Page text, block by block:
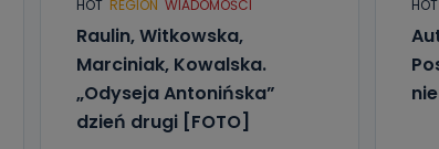
HOT REGION WIADOMOŚCI
Raulin, Witkowska,
Marciniak, Kowalska.
„Odyseja Antonińska”
dzień drugi [FOTO]
HOT